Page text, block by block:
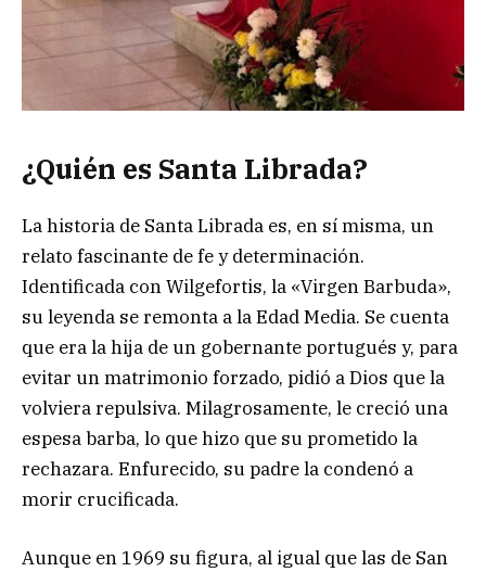
¿Quién es Santa Librada?
La historia de Santa Librada es, en sí misma, un
relato fascinante de fe y determinación.
Identificada con Wilgefortis, la «Virgen Barbuda»,
su leyenda se remonta a la Edad Media. Se cuenta
que era la hija de un gobernante portugués y, para
evitar un matrimonio forzado, pidió a Dios que la
volviera repulsiva. Milagrosamente, le creció una
espesa barba, lo que hizo que su prometido la
rechazara. Enfurecido, su padre la condenó a
morir crucificada.
Aunque en 1969 su figura, al igual que las de San